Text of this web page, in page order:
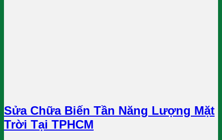
Sửa Chữa Biến Tần Năng Lượng Mặt
Trời Tại TPHCM